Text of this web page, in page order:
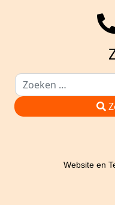
Zoeken
Type 2 or more
Website en